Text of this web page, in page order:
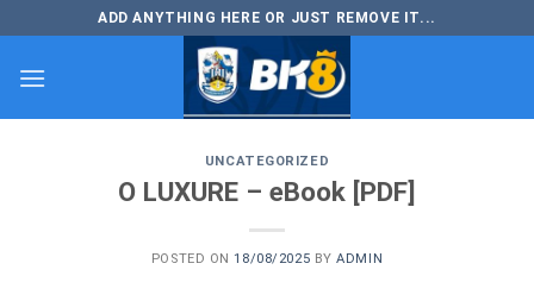
to
content
ADD ANYTHING HERE OR JUST REMOVE IT...
UNCATEGORIZED
O LUXURE – eBook [PDF]
POSTED ON18/08/2025 BYADMIN